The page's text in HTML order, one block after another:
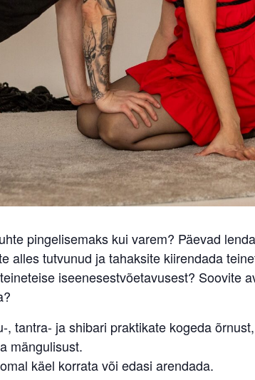
pingelisemaks kui varem? Päevad
alles tutvunud ja tahaksite kiirendada
iseenesestvõetavusest? Soovite
tantra- ja shibari praktikate kogeda
mängulisust.
käel korrata või edasi arendada.